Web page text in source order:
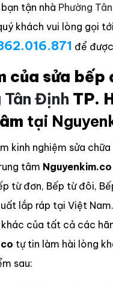
tận nhà Phường
khách vui lòng gọi tới
để
của sửa bếp
Tân Định TP.
tại
kinh nghiệm sửa
tâm Nguyenkim.co
từ đơn, Bếp từ đôi,
lắp ráp tại Việt
của tất cả các
tự tin làm hài lòng
sau: